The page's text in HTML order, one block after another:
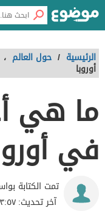
الرئيسية / حول العالم ،
أوروبا
ما هي
في
تمت الكتابة
آخر تحديث:١٣:٥٧ ، ٥